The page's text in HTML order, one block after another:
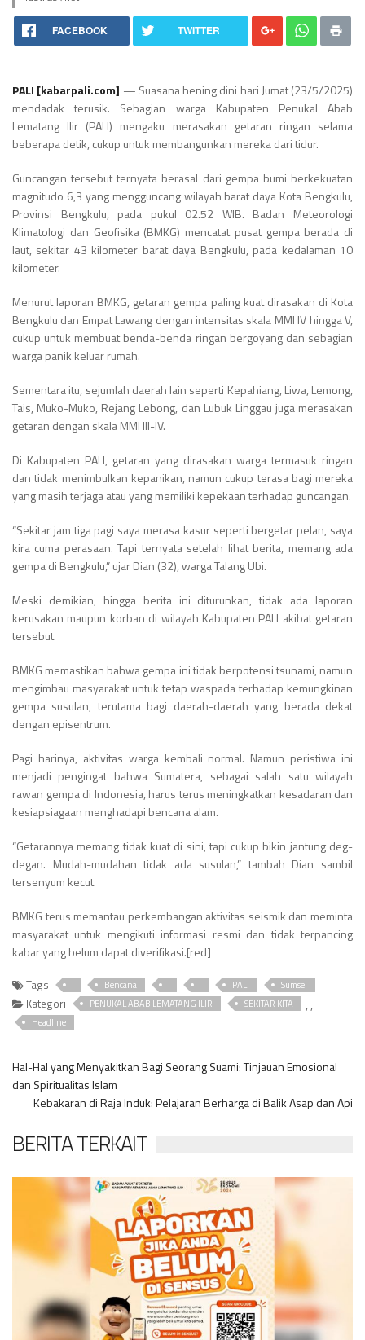
FACEBOOK TWITTER
PALI [kabarpali.com] — Suasana hening dini hari Jumat (23/5/2025)
mendadak terusik. Sebagian warga Kabupaten Penukal Abab
Lematang Ilir (PALI) mengaku merasakan getaran ringan selama
beberapa detik, cukup untuk membangunkan mereka dari tidur.
Guncangan tersebut ternyata berasal dari gempa bumi berkekuatan
magnitudo 6,3 yang mengguncang wilayah barat daya Kota Bengkulu,
Provinsi Bengkulu, pada pukul 02.52 WIB. Badan Meteorologi
Klimatologi dan Geofisika (BMKG) mencatat pusat gempa berada di
laut, sekitar 43 kilometer barat daya Bengkulu, pada kedalaman 10
kilometer.
Menurut laporan BMKG, getaran gempa paling kuat dirasakan di Kota
Bengkulu dan Empat Lawang dengan intensitas skala MMI IV hingga V,
cukup untuk membuat benda-benda ringan bergoyang dan sebagian
warga panik keluar rumah.
Sementara itu, sejumlah daerah lain seperti Kepahiang, Liwa, Lemong,
Tais, Muko-Muko, Rejang Lebong, dan Lubuk Linggau juga merasakan
getaran dengan skala MMI III-IV.
Di Kabupaten PALI, getaran yang dirasakan warga termasuk ringan
dan tidak menimbulkan kepanikan, namun cukup terasa bagi mereka
yang masih terjaga atau yang memiliki kepekaan terhadap guncangan.
“Sekitar jam tiga pagi saya merasa kasur seperti bergetar pelan, saya
kira cuma perasaan. Tapi ternyata setelah lihat berita, memang ada
gempa di Bengkulu,” ujar Dian (32), warga Talang Ubi.
Meski demikian, hingga berita ini diturunkan, tidak ada laporan
kerusakan maupun korban di wilayah Kabupaten PALI akibat getaran
tersebut.
BMKG memastikan bahwa gempa ini tidak berpotensi tsunami, namun
mengimbau masyarakat untuk tetap waspada terhadap kemungkinan
gempa susulan, terutama bagi daerah-daerah yang berada dekat
dengan episentrum.
Pagi harinya, aktivitas warga kembali normal. Namun peristiwa ini
menjadi pengingat bahwa Sumatera, sebagai salah satu wilayah
rawan gempa di Indonesia, harus terus meningkatkan kesadaran dan
kesiapsiagaan menghadapi bencana alam.
“Getarannya memang tidak kuat di sini, tapi cukup bikin jantung deg-
degan. Mudah-mudahan tidak ada susulan,” tambah Dian sambil
tersenyum kecut.
BMKG terus memantau perkembangan aktivitas seismik dan meminta
masyarakat untuk mengikuti informasi resmi dan tidak terpancing
kabar yang belum dapat diverifikasi.[red]
Tags Bencana PALI Sumsel
Kategori PENUKAL ABAB LEMATANG ILIR ,
SEKITAR KITA ,
Headline
Hal-Hal yang Menyakitkan Bagi Seorang Suami: Tinjauan Emosional
dan Spiritualitas Islam
Kebakaran di Raja Induk: Pelajaran Berharga di Balik Asap dan Api
BERITA TERKAIT